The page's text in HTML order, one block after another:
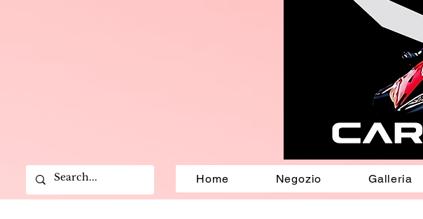
Home Negozio Galleria